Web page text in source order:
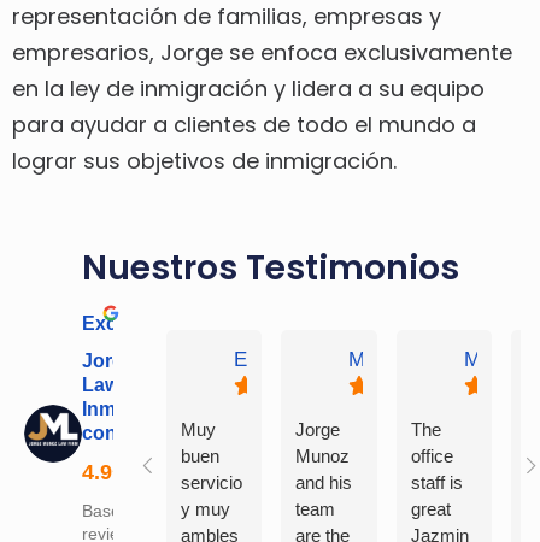
representación de familias, empresas y
empresarios, Jorge se enfoca exclusivamente
en la ley de inmigración y lidera a su equipo
para ayudar a clientes de todo el mundo a
lograr sus objetivos de inmigración.
Nuestros Testimonios
Excellent
Jorge Munoz
Law Firm –
Inmigrando
con Jorge
Based on 121
reviews
Eloy Covarrubias
Muy
buen
servicio
y muy
ambles
Maria Ramirez
Jorge
Munoz
and his
team
are the
Marisol
The
office
staff is
great
Jazmin